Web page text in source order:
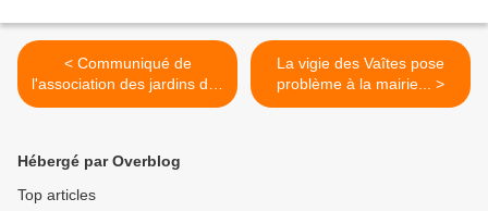
< Communiqué de
l'association des jardins des
Vaîtes
La vigie des Vaîtes pose
problème à la mairie... >
Hébergé par Overblog
Top articles